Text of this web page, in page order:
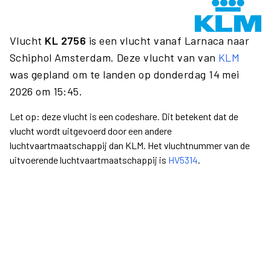
Vlucht KL 2756 is een vlucht vanaf Larnaca naar
Schiphol Amsterdam. Deze vlucht van van KLM
was gepland om te landen op donderdag 14 mei
2026 om 15:45.
Let op: deze vlucht is een codeshare. Dit betekent dat de
vlucht wordt uitgevoerd door een andere
luchtvaartmaatschappij dan KLM. Het vluchtnummer van de
uitvoerende luchtvaartmaatschappij is HV5314.